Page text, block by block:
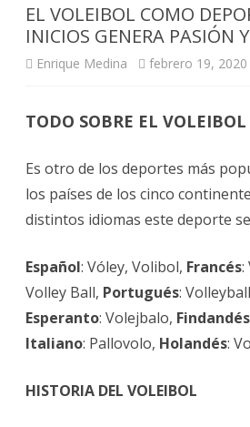
EL VOLEIBOL COMO
INICIOS GENERA PASIÓN
Enrique Medina febrero 19, 2020
TODO SOBRE EL VOLEIBOL
Es otro de los deportes más
los países de los cinco
distintos idiomas este deporte
Español: Vóley, Volibol, Francés:
Volley Ball, Portugués:
Esperanto: Volejbalo, Findandés
Italiano: Pallovolo, Holandés:
HISTORIA DEL VOLEIBOL